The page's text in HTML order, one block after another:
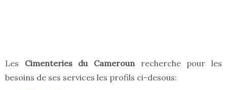
Les Cimenteries du Camerounrecherche pour les
besoins de ses services les profils ci-desous: